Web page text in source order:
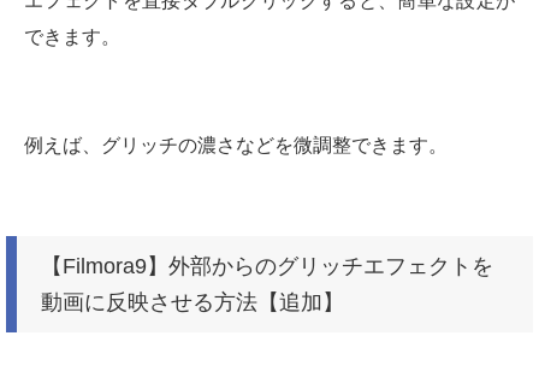
できます。
例えば、グリッチの濃さなどを微調整できます。
【Filmora9】外部からのグリッチエフェクトを
動画に反映させる方法【追加】